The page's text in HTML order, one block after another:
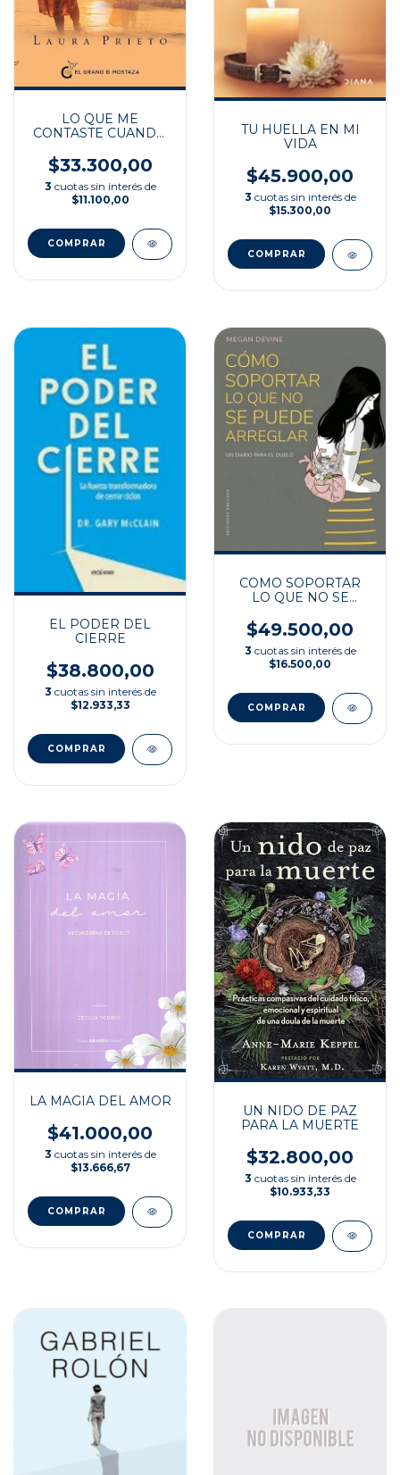
LO QUE ME
CONTASTE CUANDO
$33.300,00
3 cuotas sin interés de
$11.100,00
TU HUELLA EN MI
VIDA
$45.900,00
3 cuotas sin interés de
$15.300,00
EL PODER DEL
CIERRE
$38.800,00
3 cuotas sin interés de
$12.933,33
COMO SOPORTAR
LO QUE NO SE
$49.500,00
3 cuotas sin interés de
$16.500,00
LA MAGIA DEL AMOR
$41.000,00
3 cuotas sin interés de
$13.666,67
UN NIDO DE PAZ
PARA LA MUERTE
$32.800,00
3 cuotas sin interés de
$10.933,33